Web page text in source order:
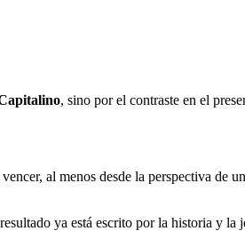
, sino por el contraste en el
al menos desde la perspectiva de
ya está escrito por la historia y la